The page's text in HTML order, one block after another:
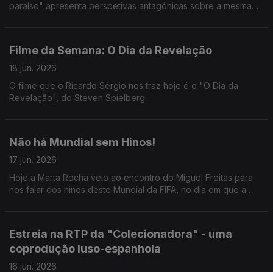
paraíso" apresenta perspetivas antagónicas sobre a mesma
Filme da Semana: O Dia da Revelação
18 jun. 2026
O filme que o Ricardo Sérgio nos traz hoje é o "O Dia da
Revelação", do Steven Spielberg.
Não há Mundial sem Hinos!
17 jun. 2026
Hoje a Marta Rocha veio ao encontro do Miguel Freitas para
nos falar dos hinos deste Mundial da FIFA, no dia em que a
Estreia na RTP da "Colecionadora" - uma
coprodução luso-espanhola
16 jun. 2026